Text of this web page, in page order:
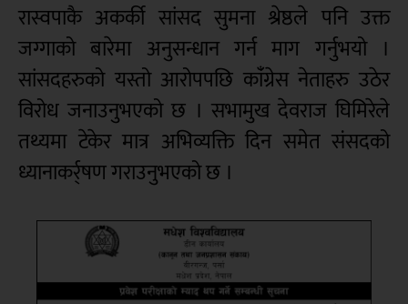
रास्वपाकै अकर्की सांसद सुमना श्रेष्ठले पनि उक्त
जग्गाको बारेमा अनुसन्धान गर्न माग गर्नुभयो ।
सांसदहरुको यस्तो आरोपपछि कांँग्रेस नेताहरु उठेर
विरोध जनाउनुभएको छ । सभामुख देवराज घिमिरेले
तथ्यमा टेकेर मात्र अभिव्यक्ति दिन समेत संसदको
ध्यानाकर्र्षण गराउनुभएको छ ।